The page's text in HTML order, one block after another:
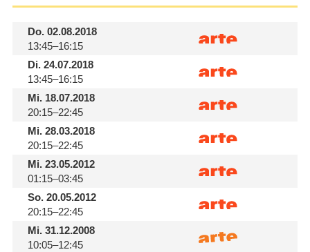
Do.02.08.2018
13:45–16:15
Di.24.07.2018
13:45–16:15
Mi.18.07.2018
20:15–22:45
Mi.28.03.2018
20:15–22:45
Mi.23.05.2012
01:15–03:45
So.20.05.2012
20:15–22:45
Mi.31.12.2008
10:05–12:45